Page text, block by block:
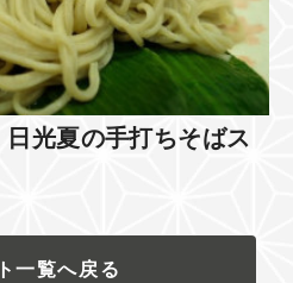
日光夏の手打ちそばス
一覧へ戻る